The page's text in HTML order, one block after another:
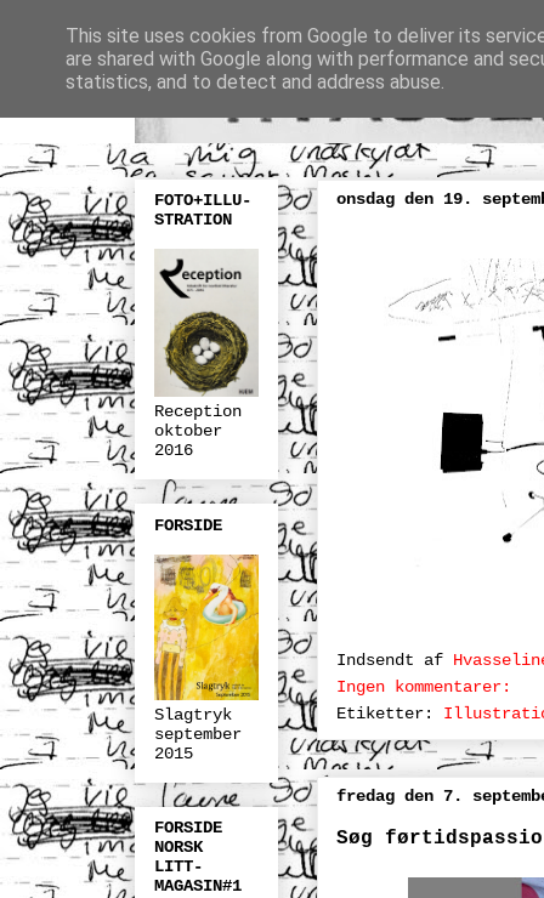
onsdag den 19.
Indsendt af
Ingen kommentarer:
Etiketter:
fredag den 7.
Søg
FOTO+ILLU-
STRATION
Reception
oktober
2016
FORSIDE
Slagtryk
september
2015
FORSIDE
NORSK
LITT-
MAGASIN#1
This site uses cookies from Google to deliver its
are shared with Google along with performance and
statistics, and to detect and address abuse.